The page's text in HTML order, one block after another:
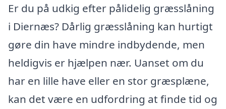
Er du på udkig efter pålidelig græsslåning
i Diernæs? Dårlig græsslåning kan hurtigt
gøre din have mindre indbydende, men
heldigvis er hjælpen nær. Uanset om du
har en lille have eller en stor græsplæne,
kan det være en udfordring at finde tid og